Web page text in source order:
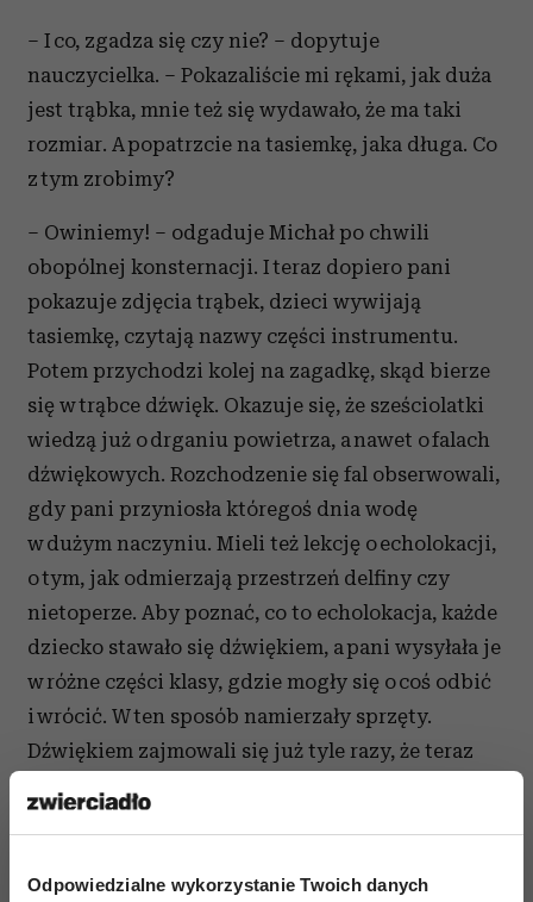
Odpowiedzialne wykorzystanie Twoich danych
– I co, zgadza się czy nie? – dopytuje
nauczycielka. – Pokazaliście mi rękami, jak duża
jest trąbka, mnie też się wydawało, że ma taki
rozmiar. A popatrzcie na tasiemkę, jaka długa. Co
z tym zrobimy?
– Owiniemy! – odgaduje Michał po chwili
obopólnej konsternacji. I teraz dopiero pani
pokazuje zdjęcia trąbek, dzieci wywijają
tasiemkę, czytają nazwy części instrumentu.
Potem przychodzi kolej na zagadkę, skąd bierze
się w trąbce dźwięk. Okazuje się, że sześciolatki
wiedzą już o drganiu powietrza, a nawet o falach
dźwiękowych. Rozchodzenie się fal obserwowali,
gdy pani przyniosła któregoś dnia wodę
w dużym naczyniu. Mieli też lekcję o echolokacji,
o tym, jak odmierzają przestrzeń delfiny czy
nietoperze. Aby poznać, co to echolokacja, każde
dziecko stawało się dźwiękiem, a pani wysyłała je
w różne części klasy, gdzie mogły się o coś odbić
i wrócić. W ten sposób namierzały sprzęty.
Dźwiękiem zajmowali się już tyle razy, że teraz
Dostają plastikowe butelki z wyciętymi denkami